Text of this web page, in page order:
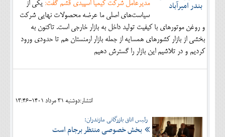
مدیرعامل شرکت کیمیا اسپیدی قشم گفت: یکی از
سیاست‌های اصلی ما عرضه محصولات نهایی شرکت
و روغن موتورهای با کیفیت تولید داخل به بازار خارجی است. تاکنون به
بخشی از بازار کشورهای همسایه از جمله بازار ارمنستان هم تا حدودی ورود
کردیم و در تلاشیم این بازار را گسترش دهیم
انتشار:دوشنبه 31 مرداد 1401-13:46
رئیس اتاق بازرگانی مازندران:
بخش خصوصی منتظر برجام است